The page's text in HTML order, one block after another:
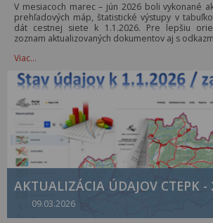
V mesiacoch marec – jún 2026 boli vykonané
prehľadových máp, štatistické výstupy v
dát cestnej siete k 1.1.2026. Pre lepšiu
zoznam aktualizovaných dokumentov aj s
Viac…
AKTUALIZÁCIA ÚDAJOV CTEPK -
09.03.2026